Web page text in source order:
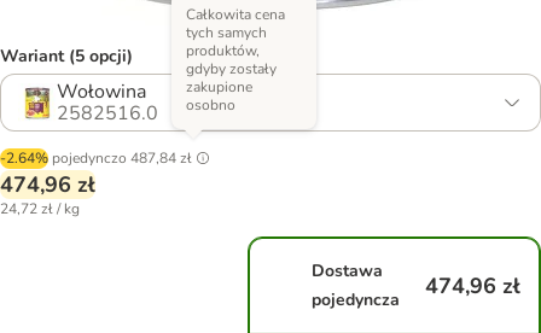
Wariant (5 opcji)
Wołowina
2582516.0
-2.64% pojedynczo 487,84 zł
Całkowita cena
tych samych
produktów,
gdyby zostały
zakupione
osobno
474,96 zł
24,72 zł / kg
Dostawa
pojedyncza
474,96 zł